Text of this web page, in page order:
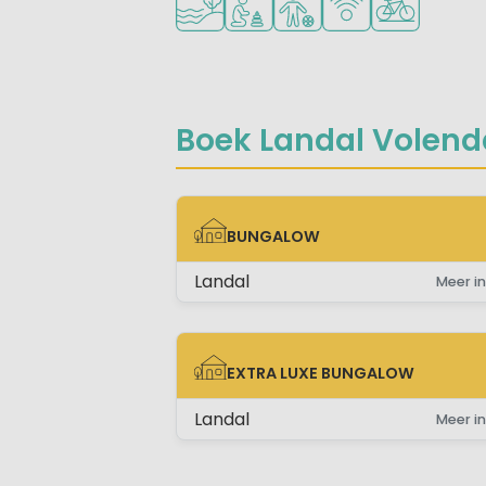
Boek Landal
BUNGALOW
BUNGALOW
Landal Meer
EXTRA LUXE BUNGALOW
EXTRA LUXE BUNGALOW
Landal Meer